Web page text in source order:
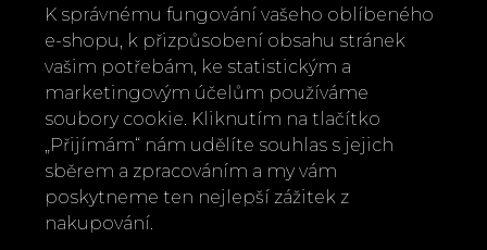
K správnému fungování vašeho oblíbeného
e-shopu, k přizpůsobení obsahu stránek
vašim potřebám, ke statistickým a
marketingovým účelům používáme
soubory cookie. Kliknutím na tlačítko
„Přijímám“ nám udělíte souhlas s jejich
sběrem a zpracováním a my vám
poskytneme ten nejlepší zážitek z
nakupování.